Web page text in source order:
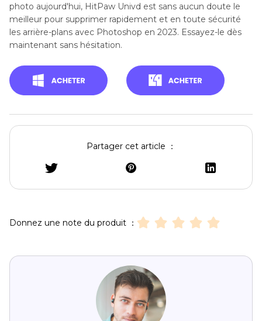
photo aujourd'hui, HitPaw Univd est sans aucun doute le
meilleur pour supprimer rapidement et en toute sécurité
les arrière-plans avec Photoshop en 2023. Essayez-le dès
maintenant sans hésitation.
Partager cet article ：
Donnez une note du produit ：